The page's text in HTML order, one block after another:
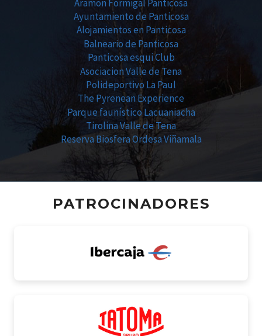
Aramon Formigal Panticosa
Ayuntamiento de Panticosa
Alojamientos en Panticosa
Balneario de Panticosa
Panticosa esqui Club
Asociacion Valle de Tena
Polideportivo La Paul
The Pyrenean Experience
Parque faunístico Lacuaniacha
Tirolina Valle de Tena
Reserva Biosfera Ordesa Viñamala
PATROCINADORES